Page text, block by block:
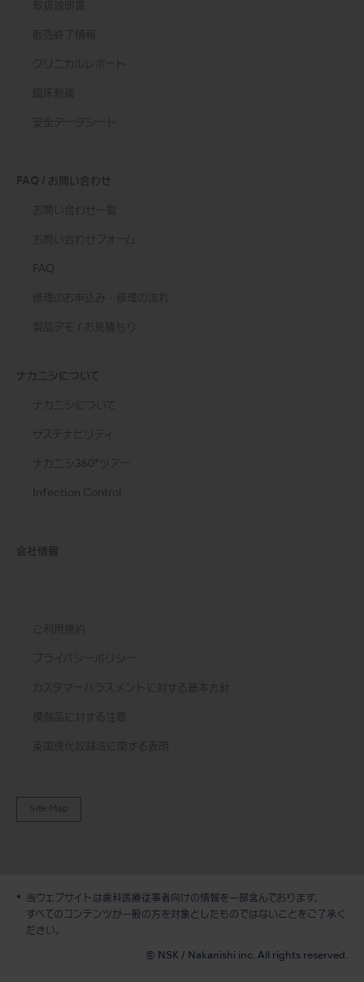
デモ / 見積依頼
取扱説明書
販売終了情報
クリニカルレポート
臨床動画
安全データシート
FAQ / お問い合わせ
お問い合わせ一覧
お問い合わせフォーム
FAQ
修理のお申込み・修理の流れ
製品デモ / お見積もり
ナカニシについて
ナカニシについて
サステナビリティ
ナカニシ360°ツアー
Infection Control
会社情報
ご利用規約
プライバシーポリシー
カスタマーハラスメントに対する基本方針
模倣品に対する注意
英国現代奴隷法に関する表明
Site Map
当ウェブサイトは歯科医療従事者向けの情報を一部含んでおります。
すべてのコンテンツが一般の方を対象としたものではないことをご了承く
ださい。
© NSK / Nakanishi inc. All rights reserved.